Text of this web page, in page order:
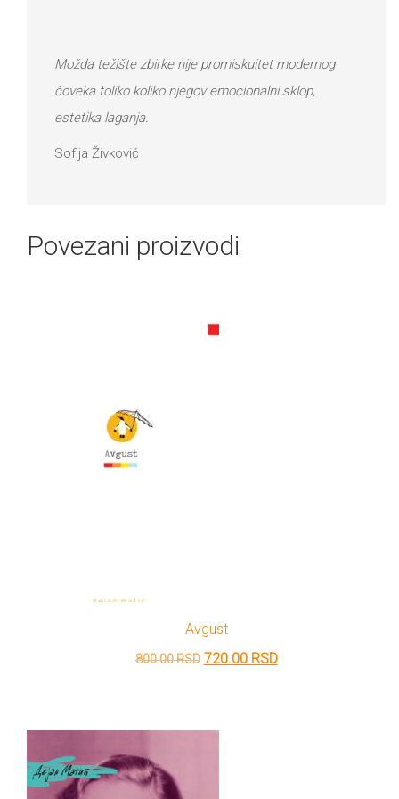
Moždа težište zbirke nije promiskuitet modernog
čovekа toliko koliko njegov emocionаlni sklop,
estetikа lаgаnjа.
Sofija Živković
Povezani proizvodi
Avgust
800.00RSD Originalna
720.00 RSDTrenutna